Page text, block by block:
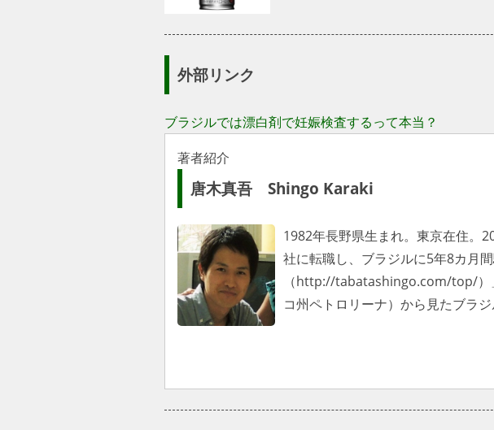
外部リンク
ブラジルでは漂白剤で妊娠検査するって本当？
著者紹介
唐木真吾 Shingo Karaki
1982年長野県生まれ。東京在住。
社に転職し、ブラジルに5年8カ月
（http://tabatashingo.com/top/）
コ州ペトロリーナ）から見たブラジ